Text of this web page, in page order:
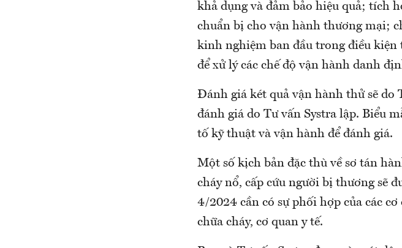
khả dụng và đảm bảo hiệu quả; tích
chuẩn bị cho vận hành thương mại;
kinh nghiệm ban đầu trong điều kiện
để xử lý các chế độ vận hành danh
Đánh giá két quả vận hành thử sẽ do
đánh giá do Tư vấn Systra lập. Biểu
tố kỹ thuật và vận hành để đánh giá.
Một số kịch bản đặc thù về sơ tán
cháy nổ, cấp cứu người bị thương sẽ
4/2024 cần có sự phối hợp của các
chữa cháy, cơ quan y tế.